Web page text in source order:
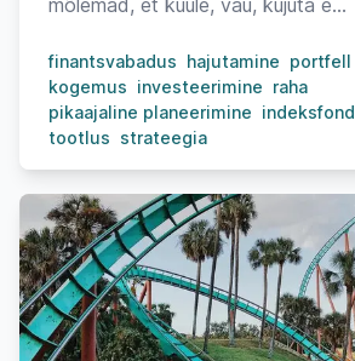
finantsvabadus hajutamine portfell
kogemus investeerimine raha
pikaajaline planeerimine indeksfond
tootlus strateegia